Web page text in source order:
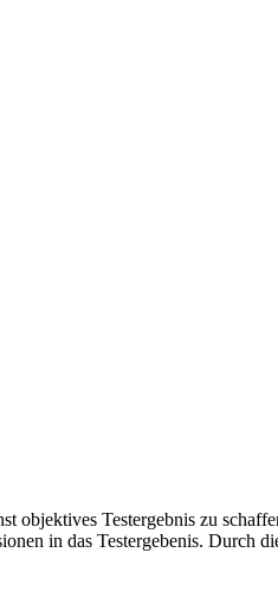
objektives Testergebnis zu
in das Testergebenis.